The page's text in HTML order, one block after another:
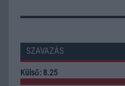
SZAVAZÁS
Külső: 8.25